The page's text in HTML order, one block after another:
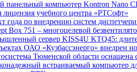
панельный компьютер Kontron Nano
лицензия учебного центра «РТСофт»
года по внедрению систем
Box 751 – многоцелевой
сервер KISS4U KTQ45:
ОАО «Кузбассэнерго» внедрен
Тюменской области оснащена
встраиваемый компьютер